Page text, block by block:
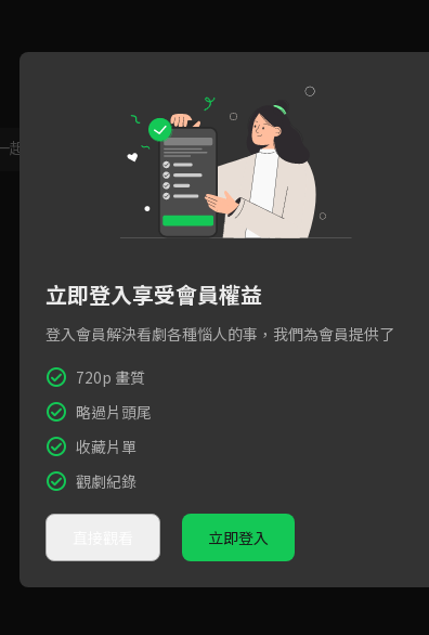
起共創新版留言功能！
立即登入享受會員權益
登入會員解決看劇各種惱人的事，我們為會員提供了
720p 畫質
略過片頭尾
收藏片單
觀劇紀錄
立即登入